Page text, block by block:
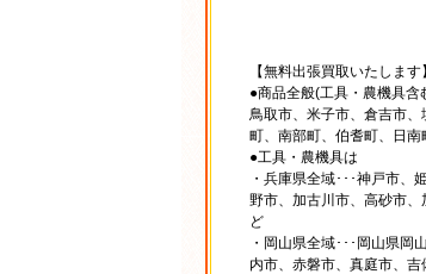
【無料出張買取いたします】
●商品全般(工具・農機具含
鳥取市、米子市、倉吉市
町、南部町、伯耆町、日
●工具・農機具は
・兵庫県全域･･･神戸市
野市、加古川市、高砂市
ど
・岡山県全域･･･岡山県
内市、赤磐市、真庭市、